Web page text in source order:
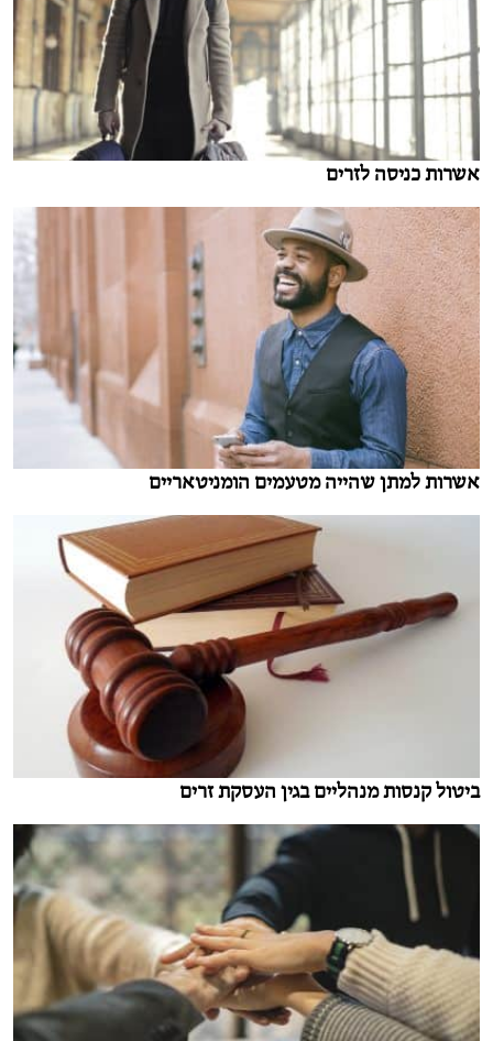
אשרות כניסה לזרים
אשרות למתן שהייה מטעמים הומניטאריים
ביטול קנסות מנהליים בגין העסקת זרים